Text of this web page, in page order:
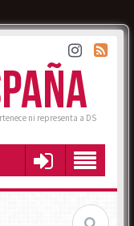
ni representa a DS